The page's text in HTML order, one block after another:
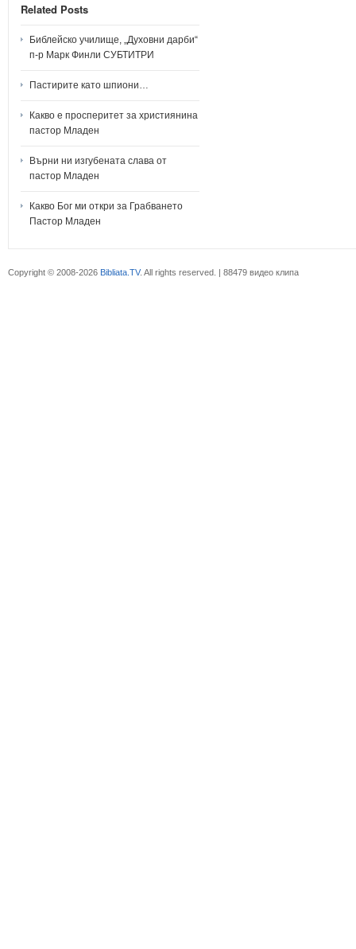
Related Posts
Библейско училище, „Духовни дарби“
п-р Марк Финли СУБТИТРИ
Пастирите като шпиони…
Какво е просперитет за християнина
пастор Младен
Върни ни изгубената слава от
пастор Младен
Какво Бог ми откри за Грабването
Пастор Младен
Copyright © 2008-2026 Bibliata.TV. All rights reserved. | 88479 видео клипа